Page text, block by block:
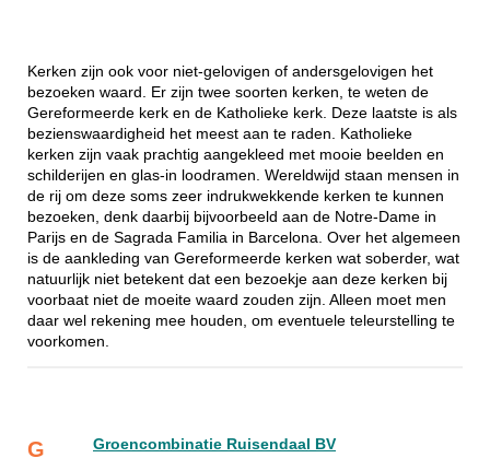
Kerken zijn ook voor niet-gelovigen of andersgelovigen het
bezoeken waard. Er zijn twee soorten kerken, te weten de
Gereformeerde kerk en de Katholieke kerk. Deze laatste is als
bezienswaardigheid het meest aan te raden. Katholieke
kerken zijn vaak prachtig aangekleed met mooie beelden en
schilderijen en glas-in loodramen. Wereldwijd staan mensen in
de rij om deze soms zeer indrukwekkende kerken te kunnen
bezoeken, denk daarbij bijvoorbeeld aan de Notre-Dame in
Parijs en de Sagrada Familia in Barcelona. Over het algemeen
is de aankleding van Gereformeerde kerken wat soberder, wat
natuurlijk niet betekent dat een bezoekje aan deze kerken bij
voorbaat niet de moeite waard zouden zijn. Alleen moet men
daar wel rekening mee houden, om eventuele teleurstelling te
voorkomen.
G
Groencombinatie Ruisendaal BV